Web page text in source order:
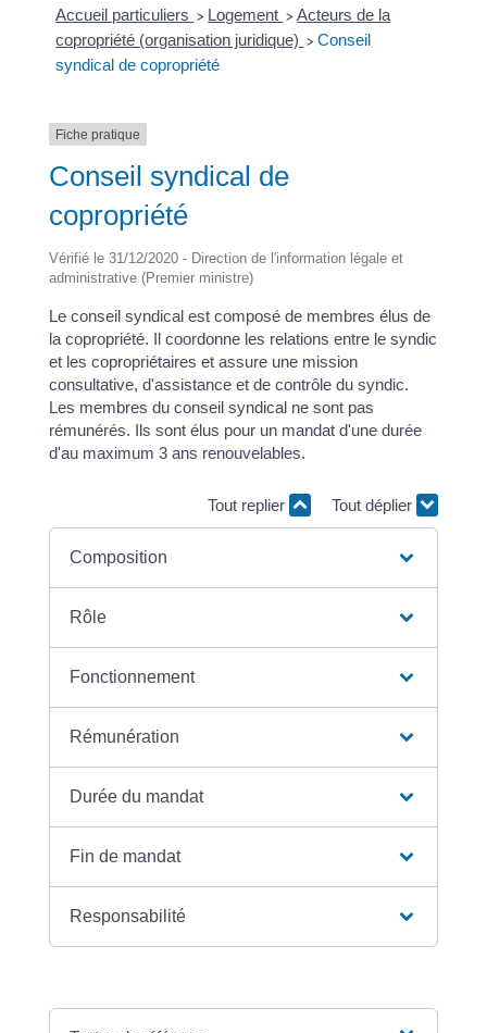
Accueil particuliers > Logement > Acteurs de la
copropriété (organisation juridique) > Conseil
syndical de copropriété
Fiche pratique
Conseil syndical de
copropriété
Vérifié le 31/12/2020 - Direction de l'information légale et
administrative (Premier ministre)
Le conseil syndical est composé de membres élus de
la copropriété. Il coordonne les relations entre le syndic
et les copropriétaires et assure une mission
consultative, d'assistance et de contrôle du syndic.
Les membres du conseil syndical ne sont pas
rémunérés. Ils sont élus pour un mandat d'une durée
d'au maximum 3 ans renouvelables.
Tout replier Tout déplier
Composition
Rôle
Fonctionnement
Rémunération
Durée du mandat
Fin de mandat
Responsabilité